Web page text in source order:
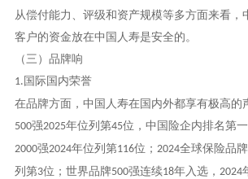
从偿付能力、评级和资产规模等多方面来看，
客户的资金放在中国人寿是安全的。
（三）品牌响
1. 国际国内荣誉
在品牌方面，中国人寿在国内外都享有极高的
500强2025年位列第45位，中国险企内排名第
2000强2024年位列第116位； 2024全球保险品
列第3位；世界品牌500强连续18年入选， 2024